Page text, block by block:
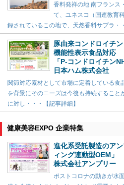
香料発祥の地 南フランス
て、ユネスコ（国連教育
録されているこの地で、天然香料サプラ・
豚由来コンドロイチン
機能性表示食品対応
「P-コンドロイチン
日本ハム株式会社
関節対応素材として市場に定着している食
を背景にそのニーズは今後も持続すること
に対し・・・【記事詳細】
健康美容EXPO 企業特集
進化系受託製造のア
ィング連動型OEM」
株式会社アンプリー
ポストコロナの動きが水